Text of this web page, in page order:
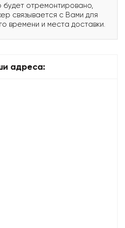
будет отремонтировано,
связывается с Вами для
времени и места доставки.
адреса: